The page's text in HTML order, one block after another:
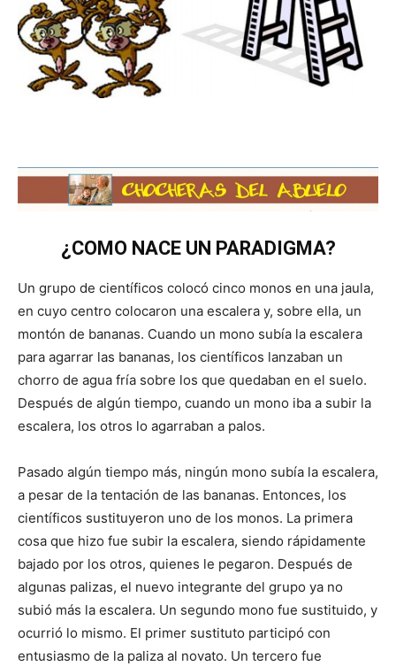
¿COMO NACE UN PARADIGMA?
Un grupo de científicos colocó cinco monos en una jaula,
en cuyo centro colocaron una escalera y, sobre ella, un
montón de bananas. Cuando un mono subía la escalera
para agarrar las bananas, los científicos lanzaban un
chorro de agua fría sobre los que quedaban en el suelo.
Después de algún tiempo, cuando un mono iba a subir la
escalera, los otros lo agarraban a palos.
Pasado algún tiempo más, ningún mono subía la escalera,
a pesar de la tentación de las bananas. Entonces, los
científicos sustituyeron uno de los monos. La primera
cosa que hizo fue subir la escalera, siendo rápidamente
bajado por los otros, quienes le pegaron. Después de
algunas palizas, el nuevo integrante del grupo ya no
subió más la escalera. Un segundo mono fue sustituido, y
ocurrió lo mismo. El primer sustituto participó con
entusiasmo de la paliza al novato. Un tercero fue